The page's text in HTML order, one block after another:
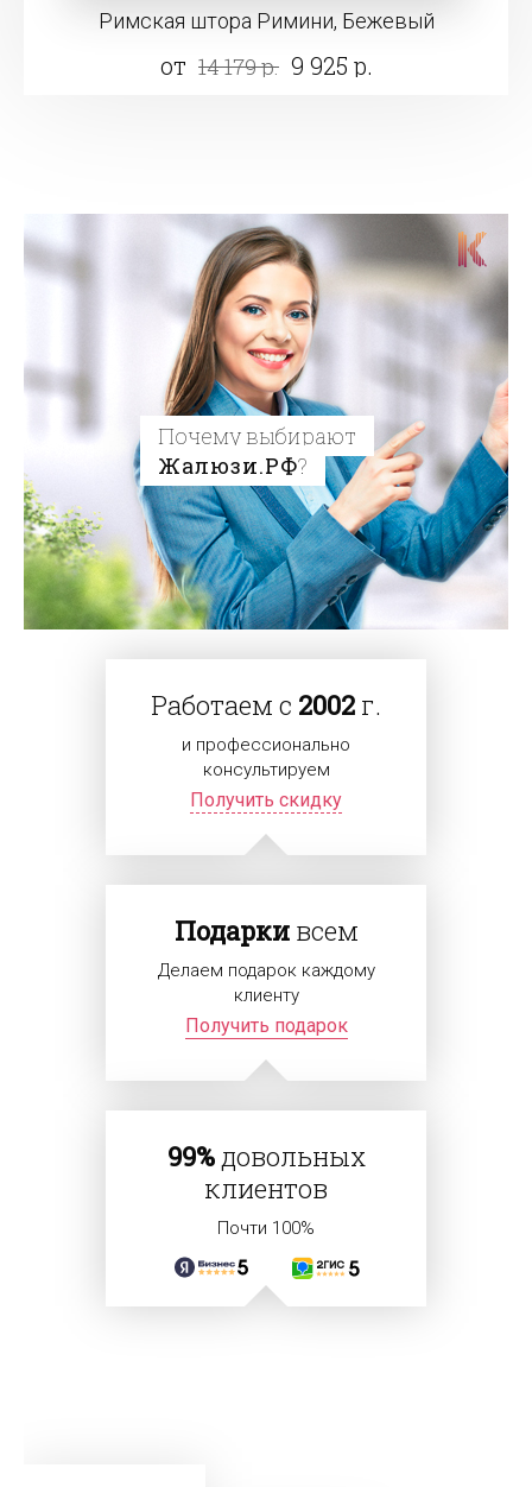
Римская штора Римини, Бежевый
от 14 179 р. 9 925 р.
Почему выбирают
Жалюзи.РФ?
Работаем с 2002 г.
и профессионально
консультируем
Получить скидку
Подаркивсем
Делаем подарок каждому
клиенту
Получить подарок
99%довольных
клиентов
Почти 100%